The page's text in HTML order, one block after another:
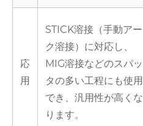
応
用
STICK溶接（手動アー
ク溶接）に対応し、
MIG溶接などのスパッ
タの多い工程にも使用
でき、汎用性が高くな
ります。